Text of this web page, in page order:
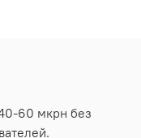
60 мкрн без